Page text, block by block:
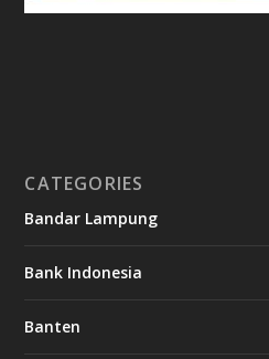
CATEGORIES
Bandar Lampung
Bank Indonesia
Banten